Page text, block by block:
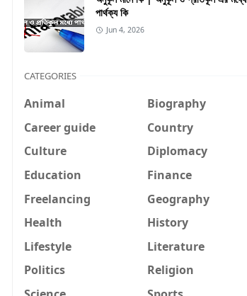
পার্থক্য কি
Jun 4, 2026
CATEGORIES
Animal
Biography
Career guide
Country
Culture
Diplomacy
Education
Finance
Freelancing
Geography
Health
History
Lifestyle
Literature
Politics
Religion